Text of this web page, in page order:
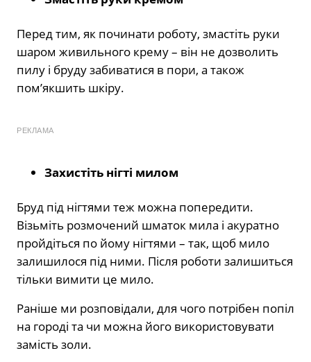
Перед тим, як починати роботу, змастіть руки
шаром живильного крему – він не дозволить
пилу і бруду забиватися в пори, а також
пом’якшить шкіру.
РЕКЛАМА
Захистіть нігті милом
Бруд під нігтями теж можна попередити.
Візьміть розмочений шматок мила і акуратно
пройдіться по йому нігтями – так, щоб мило
залишилося під ними. Після роботи залишиться
тільки вимити це мило.
Раніше ми розповідали, для чого потрібен попіл
на городі та чи можна його використовувати
замість золи.